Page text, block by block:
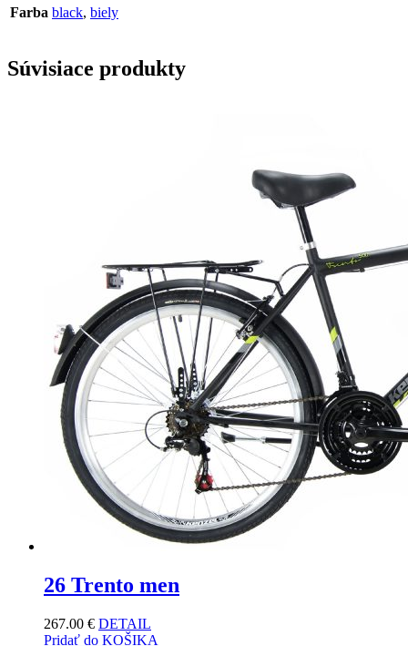
Farba black, biely
Súvisiace produkty
26 Trento men
267.00 € DETAIL
Pridať do KOŠIKA